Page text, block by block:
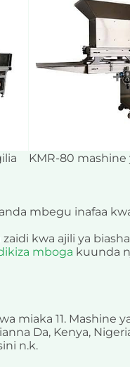
KMR-80
mbegu inafaa
kwa ajili ya
mboga kuunda
miaka 11. Mashine
Da, Kenya,
n.k.